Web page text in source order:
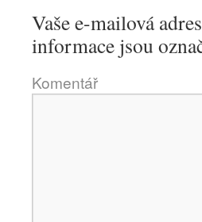
Vaše e-mailová
informace jsou
Komentář